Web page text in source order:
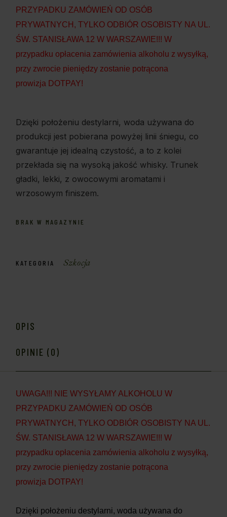
PRZYPADKU ZAMÓWIEŃ OD OSÓB
PRYWATNYCH, TYLKO ODBIÓR OSOBISTY NA UL.
ŚW. STANISŁAWA 12 W WARSZAWIE!!! W
przypadku opłacenia zamówienia alkoholu z wysyłką,
przy zwrocie pieniędzy zostanie potrącona
prowizja DOTPAY!
Dzięki położeniu destylarni, woda używana do
produkcji jest pobierana powyżej linii śniegu, co
gwarantuje jej idealną czystość, a to z kolei
przekłada się na wysoką jakość whisky. Trunek
gładki, lekki, z owocowymi aromatami i
wrzosowym finiszem.
BRAK W MAGAZYNIE
KATEGORIA Szkocja
OPIS
OPINIE (0)
UWAGA!!! NIE WYSYŁAMY ALKOHOLU W
PRZYPADKU ZAMÓWIEŃ OD OSÓB
PRYWATNYCH, TYLKO ODBIÓR OSOBISTY NA UL.
ŚW. STANISŁAWA 12 W WARSZAWIE!!! W
przypadku opłacenia zamówienia alkoholu z wysyłką,
przy zwrocie pieniędzy zostanie potrącona
prowizja DOTPAY!
Dzięki położeniu destylarni, woda używana do